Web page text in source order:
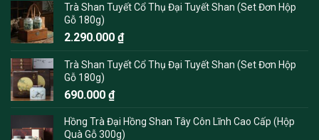
Trà Shan Tuyết Cổ Thụ Đại Tuyết Shan (Set Đơn Hộp
Gỗ 180g)
2.290.000 ₫
Trà Shan Tuyết Cổ Thụ Đại Tuyết Shan (Set Đơn Hộp
Gỗ 180g)
690.000 ₫
Hồng Trà Đại Hồng Shan Tây Côn Lĩnh Cao Cấp (Hộp
Quà Gỗ 300g)